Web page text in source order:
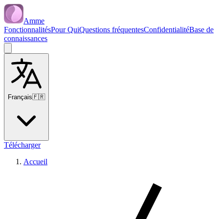
Amme
FonctionnalitésPour QuiQuestions fréquentesConfidentialitéBase de
connaissances
Français🇫🇷
Télécharger
Accueil